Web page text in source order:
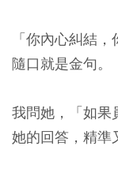
「你內心糾結
隨口就是金句。
我問她，「如果
她的回答，精準